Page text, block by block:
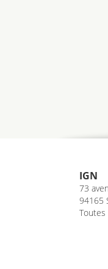
IGN
73
94165
Toutes